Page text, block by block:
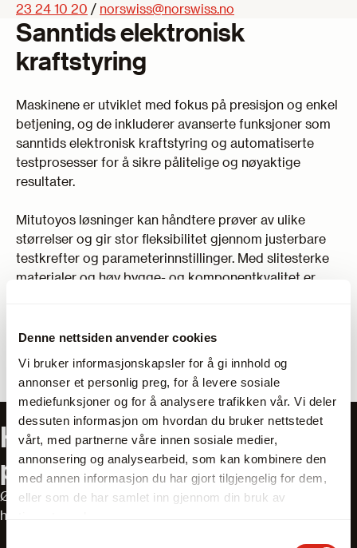
Denne nettsiden anvender cookies
Vi bruker informasjonskapsler for å gi innhold og
annonser et personlig preg, for å levere sosiale
mediefunksjoner og for å analysere trafikken vår. Vi deler
dessuten informasjon om hvordan du bruker nettstedet
vårt, med partnerne våre innen sosiale medier,
annonsering og analysearbeid, som kan kombinere den
med annen informasjon du har gjort tilgjengelig for dem,
eller som de har samlet inn gjennom din bruk av
23 24 10 20 / norswiss@norswiss.no
Sanntids elektronisk
kraftstyring
Maskinene er utviklet med fokus på presisjon og enkel
betjening, og de inkluderer avanserte funksjoner som
sanntids elektronisk kraftstyring og automatiserte
testprosesser for å sikre pålitelige og nøyaktige
resultater.
Mitutoyos løsninger kan håndtere prøver av ulike
størrelser og gir stor fleksibilitet gjennom justerbare
testkrefter og parameterinnstillinger. Med slitesterke
materialer og høy bygge- og komponentkvalitet er
Dette gjør Mitutoyos hardhetstestmaskiner til et solid
og verdifullt valg for aktører i metallindustrien som
setter høye krav til kvalitet og pålitelighet.
Har du spørsmål om våre
produkter?
Ønsker du hjelp til å finne riktig utstyr? Våre salgsteknikere
har mange års erfaring og er eksperter innen bransjen.